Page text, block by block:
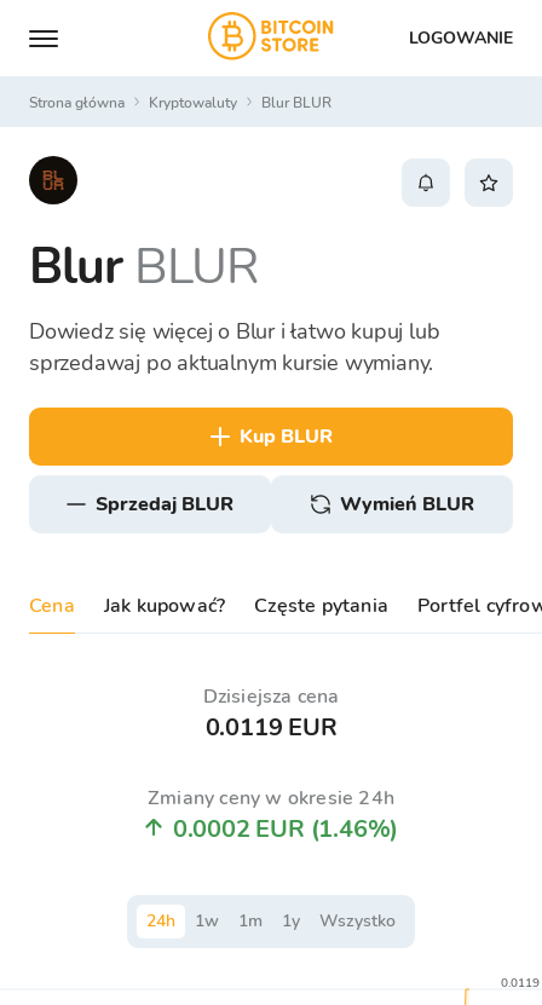
LOGOWANIE
Strona główna Kryptowaluty Blur BLUR
Blur BLUR
Dowiedz się więcej o Blur i łatwo kupuj lub
sprzedawaj po aktualnym kursie wymiany.
kup BLUR
sprzedaj BLUR Wymień BLUR
Cena Jak kupować? Częste pytania Portfel
Dzisiejsza cena
0.0119 EUR
Zmiany ceny w okresie 24h
0.0002 EUR (1.46%)
24h 1w 1m 1y Wszystko
0.0119